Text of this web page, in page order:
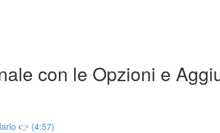
con le Opzioni e
👉 (4:57)